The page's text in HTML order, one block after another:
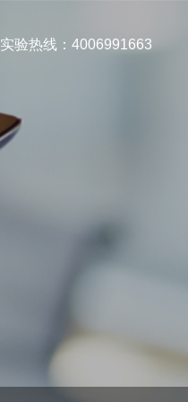
实验热线：4006991663